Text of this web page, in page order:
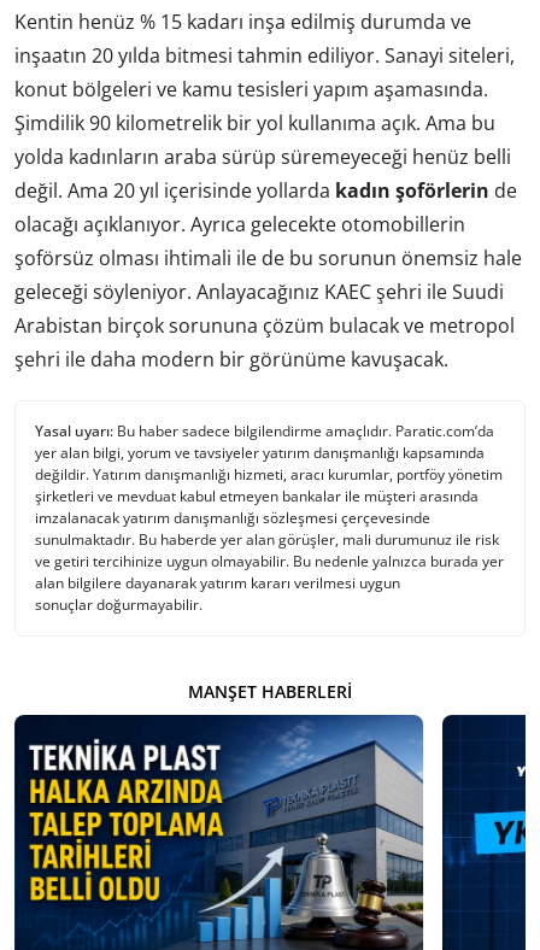
Kentin henüz % 15 kadarı inşa edilmiş durumda ve
inşaatın 20 yılda bitmesi tahmin ediliyor. Sanayi siteleri,
konut bölgeleri ve kamu tesisleri yapım aşamasında.
Şimdilik 90 kilometrelik bir yol kullanıma açık. Ama bu
yolda kadınların araba sürüp süremeyeceği henüz belli
değil. Ama 20 yıl içerisinde yollarda kadın şoförlerin de
olacağı açıklanıyor. Ayrıca gelecekte otomobillerin
şoförsüz olması ihtimali ile de bu sorunun önemsiz hale
geleceği söyleniyor. Anlayacağınız KAEC şehri ile Suudi
Arabistan birçok sorununa çözüm bulacak ve metropol
şehri ile daha modern bir görünüme kavuşacak.
Yasal uyarı: Bu haber sadece bilgilendirme amaçlıdır. Paratic.com’da
yer alan bilgi, yorum ve tavsiyeler yatırım danışmanlığı kapsamında
değildir. Yatırım danışmanlığı hizmeti, aracı kurumlar, portföy yönetim
şirketleri ve mevduat kabul etmeyen bankalar ile müşteri arasında
imzalanacak yatırım danışmanlığı sözleşmesi çerçevesinde
sunulmaktadır. Bu haberde yer alan görüşler, mali durumunuz ile risk
ve getiri tercihinize uygun olmayabilir. Bu nedenle yalnızca burada yer
alan bilgilere dayanarak yatırım kararı verilmesi uygun
sonuçlar doğurmayabilir.
MANŞET HABERLERI